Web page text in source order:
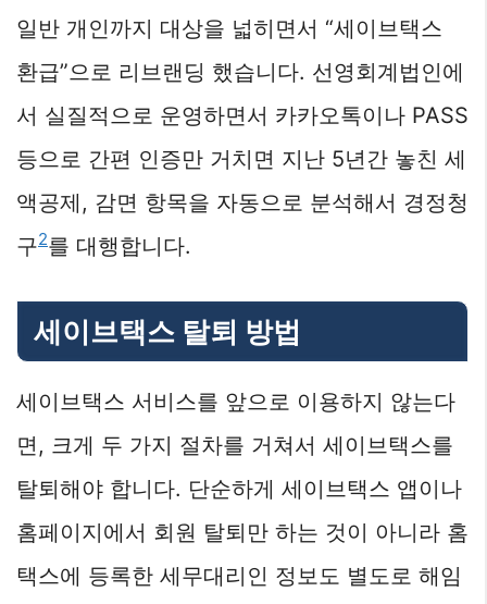
일반 개인까지 대상을 넓히면서 “세이브택스
환급”으로 리브랜딩 했습니다. 선영회계법인에
서 실질적으로 운영하면서 카카오톡이나 PASS
등으로 간편 인증만 거치면 지난 5년간 놓친 세
액공제, 감면 항목을 자동으로 분석해서 경정청
구2를 대행합니다.
세이브택스 탈퇴 방법
세이브택스 서비스를 앞으로 이용하지 않는다
면, 크게 두 가지 절차를 거쳐서 세이브택스를
탈퇴해야 합니다. 단순하게 세이브택스 앱이나
홈페이지에서 회원 탈퇴만 하는 것이 아니라 홈
택스에 등록한 세무대리인 정보도 별도로 해임